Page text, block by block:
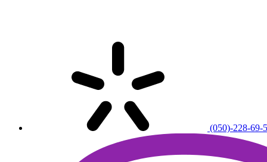
(050)-228-69-